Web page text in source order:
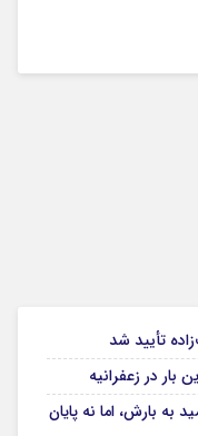
تأیید شد
امید به بارش، اما نه پایان